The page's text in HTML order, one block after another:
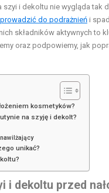
i dekoltu nie wygląda tak
do podrażnień i
składników aktywnych to
oraz podpowiemy, jak
kosmetyków?
na szyję i dekolt?
unikać?
i dekoltu przed